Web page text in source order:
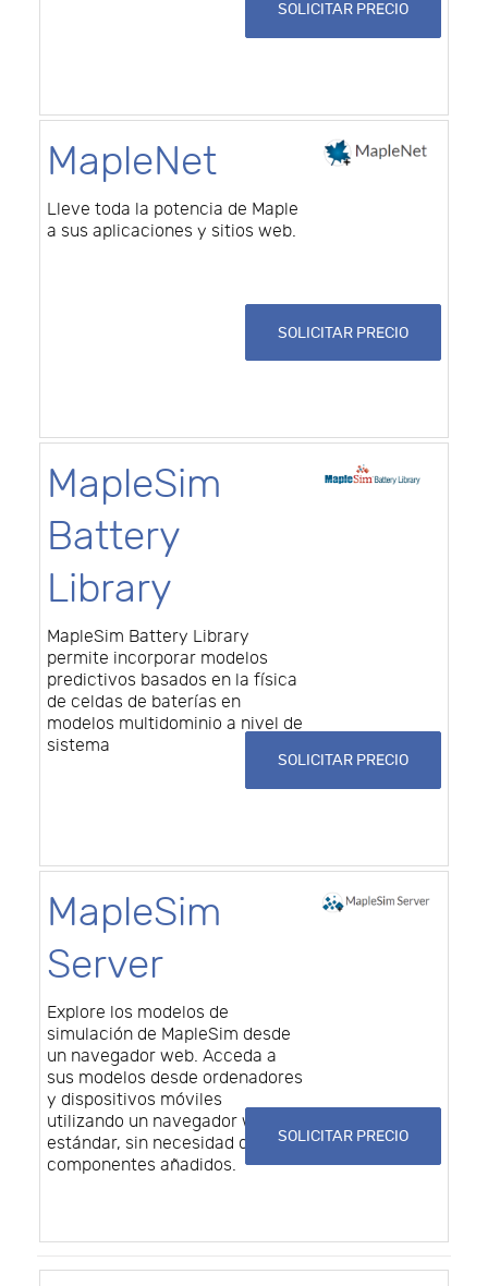
SOLICITAR PRECIO
MapleNet
Lleve toda la potencia de Maple
a sus aplicaciones y sitios web.
SOLICITAR PRECIO
MapleSim
Battery
Library
MapleSim Battery Library
permite incorporar modelos
predictivos basados en la física
de celdas de baterías en
modelos multidominio a nivel de
sistema
SOLICITAR PRECIO
MapleSim
Server
Explore los modelos de
simulación de MapleSim desde
un navegador web. Acceda a
sus modelos desde ordenadores
y dispositivos móviles
utilizando un navegador web
estándar, sin necesidad de
componentes añadidos.
SOLICITAR PRECIO